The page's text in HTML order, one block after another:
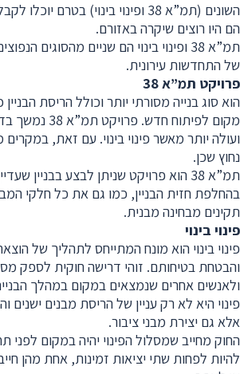
השונים (תמ”א 38 ופינוי בינוי)
הם היו רוצים שיקרה באזורם.
תמ”א 38 ופינוי בינוי הם שניים מהסוגים
של התחדשות עירונית.
פרויקט תמ”א 38
הוא סוג בנייה מסורתי יותר וכולל הריסת
מקום לפיתוח
ועולה יותר מאשר פינוי בינוי. עם זאת, במקרים
נחוץ שכן.
תמ”א 38 הוא פרויקט שניתן לבצע בבניין
בהחלפת חזית הבניין, כמו גם את כל חלקי
תקינים מבחינה מבנית.
פינוי בינוי
פינוי בינוי הוא מונח המתייחס לתהליך של
והבטחת בטיחותם. זוהי דרישה חוקית לספק
ולאנשים אחרים שנמצאים במקום במהלך
פינוי היא לא רק עניין של הריסת מבנים
אלא גם יצירת מבני ציבור.
החוק מחייב שמסלול הפינוי יהיה במקום לפני
להיות לפחות שתי יציאות זמינות, אחת מהן